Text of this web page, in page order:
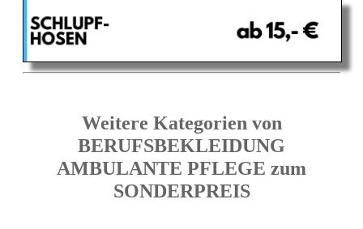
Weitere Kategorien von
BERUFSBEKLEIDUNG
AMBULANTE PFLEGE zum
SONDERPREIS